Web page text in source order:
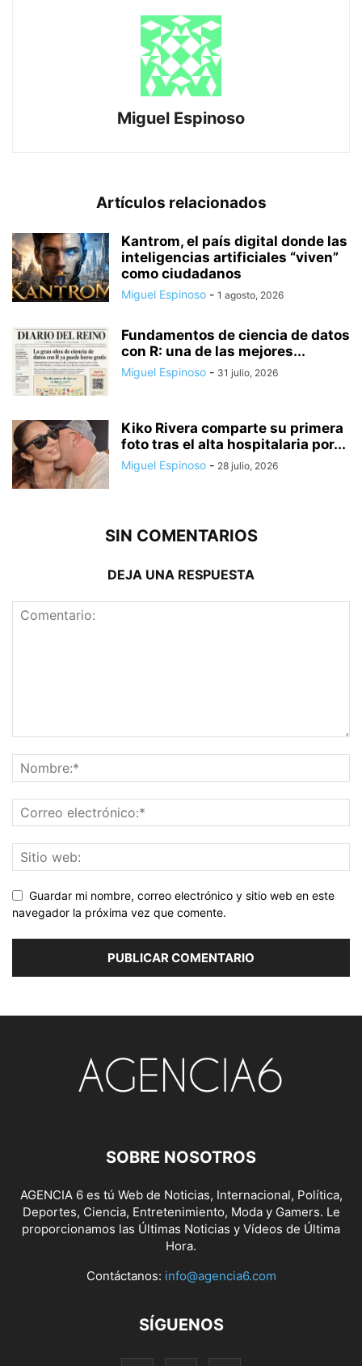
Miguel Espinoso
Artículos relacionados
Kantrom, el país digital donde las
inteligencias artificiales “viven”
como ciudadanos
Miguel Espinoso - 1 agosto, 2026
Fundamentos de ciencia de datos
con R: una de las mejores...
Miguel Espinoso - 31 julio, 2026
Kiko Rivera comparte su primera
foto tras el alta hospitalaria por...
Miguel Espinoso - 28 julio, 2026
SIN COMENTARIOS
DEJA UNA RESPUESTA
Guardar mi nombre, correo electrónico y sitio web en este
navegador la próxima vez que comente.
SOBRE NOSOTROS
AGENCIA 6 es tú Web de Noticias, Internacional, Política,
Deportes, Ciencia, Entretenimiento, Moda y Gamers. Le
proporcionamos las Últimas Noticias y Vídeos de Última
Hora.
Contáctanos: info@agencia6.com
SÍGUENOS